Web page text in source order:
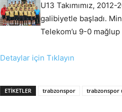
U13 Takımımız,
galibiyetle başladı.
Telekom’u 9-0
Detaylar için Tıklayın
ETIKETLER trabzonspor trabzonspor